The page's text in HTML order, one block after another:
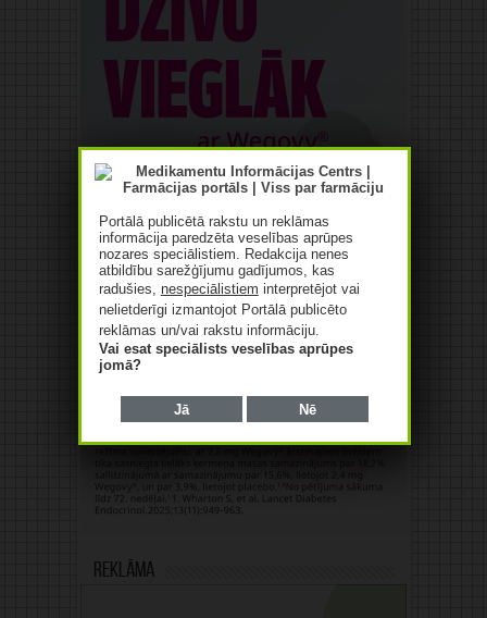
Reklāma
Portālā publicētā rakstu un reklāmas
informācija paredzēta veselības aprūpes
nozares speciālistiem. Redakcija nenes
atbildību sarežģījumu gadījumos, kas
radušies, nespeciālistiem interpretējot vai
nelietderīgi izmantojot Portālā publicēto
reklāmas un/vai rakstu informāciju.
Vai esat speciālists veselības aprūpes
jomā?
Jā Nē